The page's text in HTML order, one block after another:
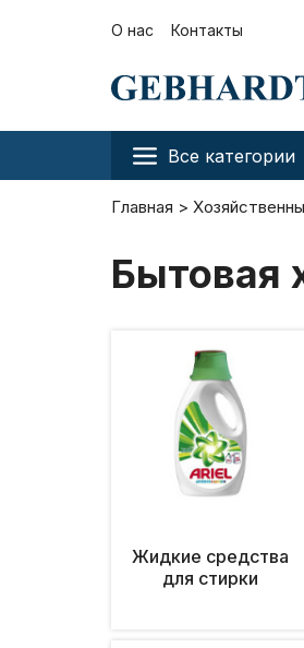
О нас Контакты
Все категории
Главная
Бытовая
Жидкие средства
для стирки